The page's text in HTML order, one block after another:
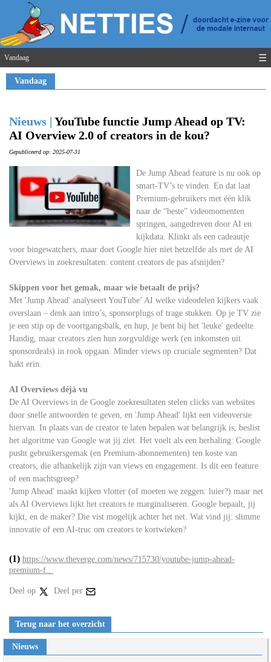
Vandaag ☰
Vandaag
Nieuws | YouTube functie Jump Ahead op TV:
AI Overview 2.0 of creators in de kou?
Gepubliceerd op: 2025-07-31
De Jump Ahead feature is nu ook op
smart-TV’s te vinden. En dat laat
Premium-gebruikers met één klik
naar de “beste” videomomenten
springen, aangedreven door AI en
kijkdata. Klinkt als een cadeautje
voor bingewatchers, maar doet Google hier niet hetzelfde als met de AI
Overviews in zoekresultaten: content creators de pas afsnijden?
Skippen voor het gemak, maar wie betaalt de prijs?
Met 'Jump Ahead' analyseert YouTube’ AI welke videodelen kijkers vaak
overslaan – denk aan intro’s, sponsorplugs of trage stukken. Op je TV zie
je een stip op de voortgangsbalk, en hup, je bent bij het 'leuke' gedeelte.
Handig, maar creators zien hun zorgvuldige werk (en inkomsten uit
sponsordeals) in rook opgaan. Minder views op cruciale segmenten? Dat
hakt erin.
AI Overviews déjà vu
De AI Overviews in de Google zoekresultaten stelen clicks van websites
door snelle antwoorden te geven, en 'Jump Ahead' lijkt een videoversie
hiervan. In plaats van de creator te laten bepalen wat belangrijk is, beslist
het algoritme van Google wat jij ziet. Het voelt als een herhaling: Google
pusht gebruikersgemak (en Premium-abonnementen) ten koste van
creators, die afhankelijk zijn van views en engagement. Is dit een feature
of een machtsgreep?
'Jump Ahead' maakt kijken vlotter (of moeten we zeggen: luier?) maar net
als AI Overviews lijkt het creators te marginaliseren. Google bepaalt, jij
kijkt, en de maker? Die vist mogelijk achter het net. Wat vind jij: slimme
innovatie of een AI-truc om creators te kortwieken?
(1) https://www.theverge.com/news/715730/youtube-jump-ahead-
premium-f...
Deel op Deel per
Terug naar het overzicht
Nieuws